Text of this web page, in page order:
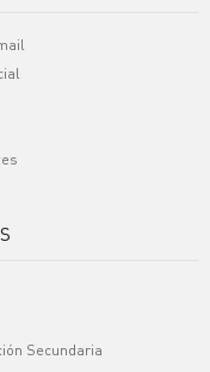
Secundaria